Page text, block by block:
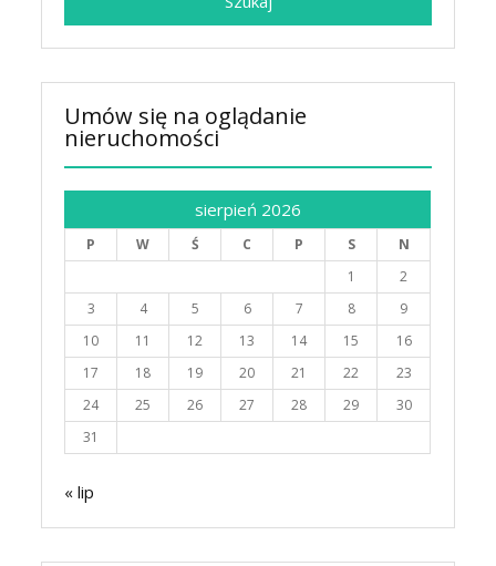
Umów się na oglądanie
nieruchomości
sierpień 2026
P W Ś C P S
N
1
2
3
4 5 6 7 8
9
10
11 12 13 14 15
16
17
18 19 20 21 22
23
24
25 26 27 28 29
30
31
« lip